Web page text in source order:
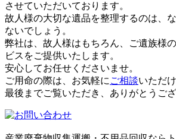
させていただいております。
故人様の大切な遺品を整理するのは、
ないでしょう。
弊社は、故人様はもちろん、ご遺族様
ビスをご提供いたします。
安心してお任せくださいませ。
ご用命の際は、お気軽に ご相談いただ
最後までご覧いただき、ありがとうござ